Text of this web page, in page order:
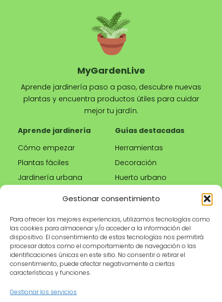
Gestionar consentimiento
Para ofrecer las mejores experiencias, utilizamos tecnologías como
las cookies para almacenar y/o acceder a la información del
dispositivo. El consentimiento de estas tecnologías nos permitirá
procesar datos como el comportamiento de navegación o las
identificaciones únicas en este sitio. No consentir o retirar el
consentimiento, puede afectar negativamente a ciertas
características y funciones.
Gestionar los servicios
MyGardenLive
Aprende jardinería paso a paso, descubre nuevas
plantas y encuentra productos útiles para cuidar
mejor tu jardín.
Aprende jardinería
Cómo empezar
Plantas fáciles
Jardinería urbana
Guías destacadas
Herramientas
Decoración
Huerto urbano
Tienda
Productos
recomendados
Herramientas de
Información legal
Aviso legal
Política de privacidad